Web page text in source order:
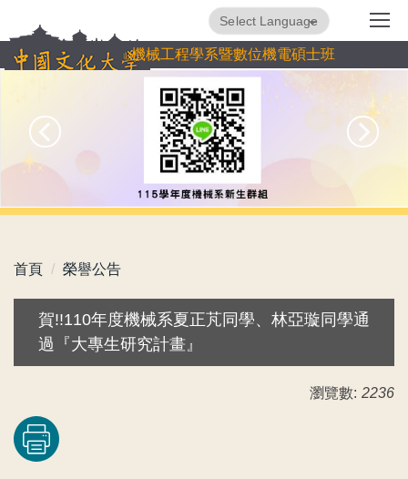
到
主
機械工程學系暨數位機電碩士班
Translate
首頁 榮譽公告
賀!!110年度機械系夏正芃同學、林亞璇同學通
過『大專生研究計畫』
瀏覽數: 2236